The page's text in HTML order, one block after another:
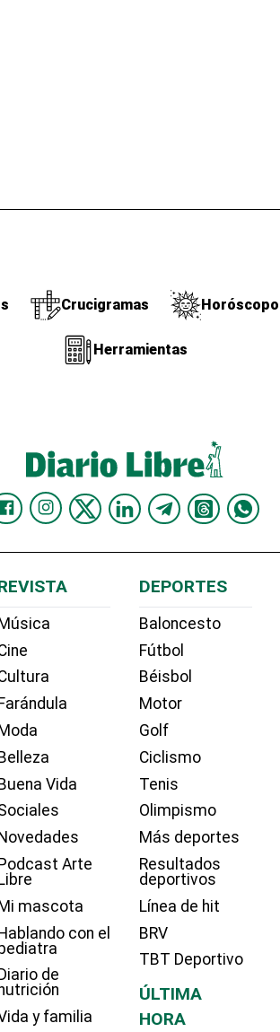
Crucigramas Horóscopo
Herramientas
Farándula
Vida
Novedades
Arte
mascota
con el
Diario de
y familia
DEPORTES
Baloncesto
Fútbol
Béisbol
Motor
Golf
Ciclismo
Tenis
Olimpismo
Más deportes
Resultados
deportivos
Línea de hit
BRV
TBT Deportivo
ÚLTIMA
HORA